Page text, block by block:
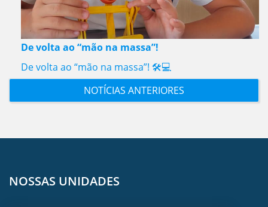
De volta ao “mão na massa”!
De volta ao “mão na massa”! 🛠️💻
NOTÍCIAS ANTERIORES
NOSSAS UNIDADES